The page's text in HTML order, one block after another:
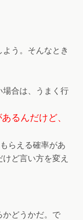
う。そんなとき
場合は、うまく行
るんだけど、
らえる確率があ
ど言い方を変え
かどうかだ。で